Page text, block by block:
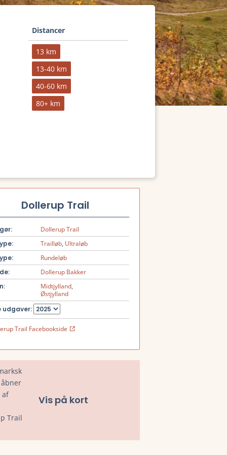
Distancer
13 km
13-40 km
40-60 km
80+ km
Dollerup Trail
Dollerup Trail
Trailløb, Ultraløb
Rundeløb
Dollerup Bakker
Midtjylland,
Østjylland
udgaver:
Trail Facebookside
Vis på kort